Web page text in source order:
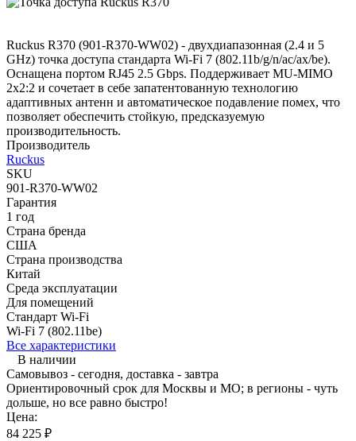
Ruckus R370 (901-R370-WW02) - двухдиапазонная (2.4 и 5
GHz) точка доступа стандарта Wi-Fi 7 (802.11b/g/n/ac/ax/be).
Оснащена портом RJ45 2.5 Gbps. Поддерживает MU-MIMO
2x2:2 и сочетает в себе запатентованную технологию
адаптивных антенн и автоматическое подавление помех, что
позволяет обеспечить стойкую, предсказуемую
производительность.
Производитель
Ruckus
SKU
901-R370-WW02
Гарантия
1 год
Страна бренда
США
Страна производства
Китай
Среда эксплуатации
Для помещений
Стандарт Wi-Fi
Wi-Fi 7 (802.11be)
Все характеристики
В наличии
Самовывоз - сегодня, доставка - завтра
Ориентировочный срок для Москвы и МО; в регионы - чуть
дольше, но все равно быстро!
Цена:
84 225 ₽